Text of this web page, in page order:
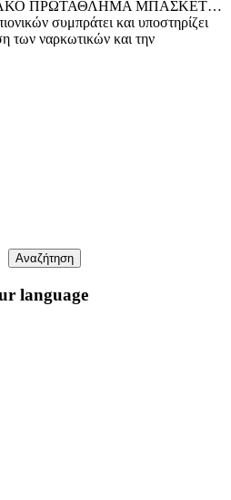
ΠΡΩΤΑΘΛΗΜΑ ΜΠΑΣΚΕΤ…
συμπράτει και υποστηρίζει
των ναρκωτικών και την
Αναζήτηση
language